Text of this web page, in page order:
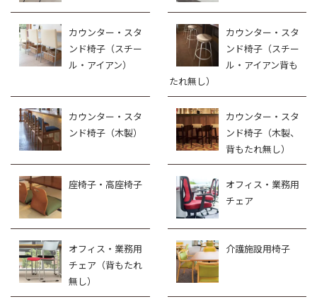
カウンター・スタ
ンド椅子（スチー
ル・アイアン）
カウンター・スタ
ンド椅子（スチー
ル・アイアン背も
たれ無し）
カウンター・スタ
ンド椅子（木製）
カウンター・スタ
ンド椅子（木製、
背もたれ無し）
座椅子・高座椅子
オフィス・業務用
チェア
オフィス・業務用
チェア（背もたれ
無し）
介護施設用椅子